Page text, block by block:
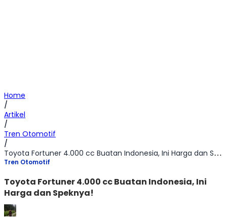
Home
/
Artikel
/
Tren Otomotif
/
Toyota Fortuner 4.000 cc Buatan Indonesia, Ini Harga dan Speknya!
Tren Otomotif
Toyota Fortuner 4.000 cc Buatan Indonesia, Ini
Harga dan Speknya!